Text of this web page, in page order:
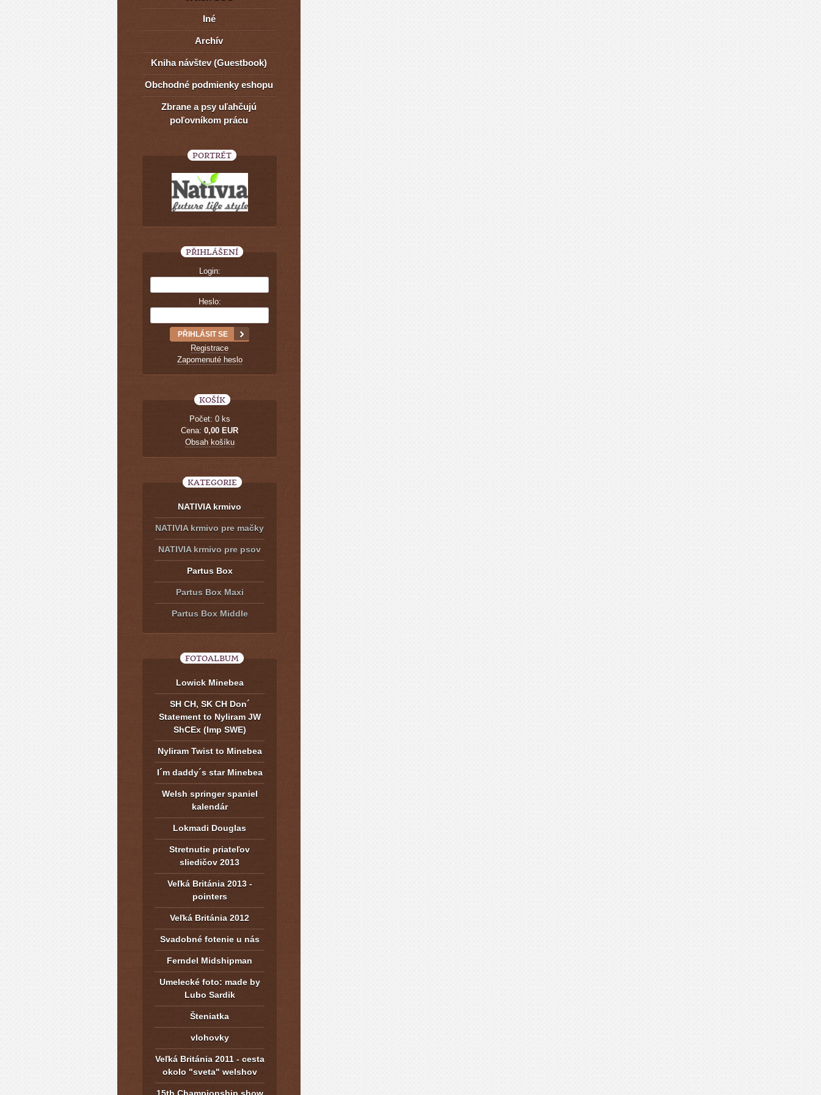
Iné
Archív
Kniha návštev (Guestbook)
Obchodné podmienky eshopu
Zbrane a psy uľahčujú
poľovníkom prácu
PORTRÉT
PŘIHLÁŠENÍ
Login:
Heslo:
Registrace
Zapomenuté heslo
KOŠÍK
Počet: 0 ks
Cena: 0,00 EUR
Obsah košíku
KATEGORIE
NATIVIA krmivo
NATIVIA krmivo pre mačky
NATIVIA krmivo pre psov
Partus Box
Partus Box Maxi
Partus Box Middle
FOTOALBUM
Lowick Minebea
SH CH, SK CH Don´
Statement to Nyliram JW
ShCEx (Imp SWE)
Nyliram Twist to Minebea
I´m daddy´s star Minebea
Welsh springer spaniel
kalendár
Lokmadi Douglas
Stretnutie priateľov
sliedičov 2013
Veľká Británia 2013 -
pointers
Veľká Británia 2012
Svadobné fotenie u nás
Ferndel Midshipman
Umelecké foto: made by
Lubo Sardik
Šteniatka
vlohovky
Veľká Británia 2011 - cesta
okolo "sveta" welshov